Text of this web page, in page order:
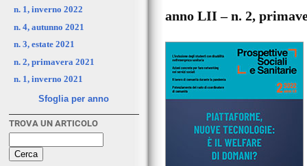
anno LII – n. 2,
n. 1, inverno 2022
n. 4, autunno 2021
n. 3, estate 2021
n. 2, primavera 2021
n. 1, inverno 2021
Sfoglia per anno
TROVA UN ARTICOLO